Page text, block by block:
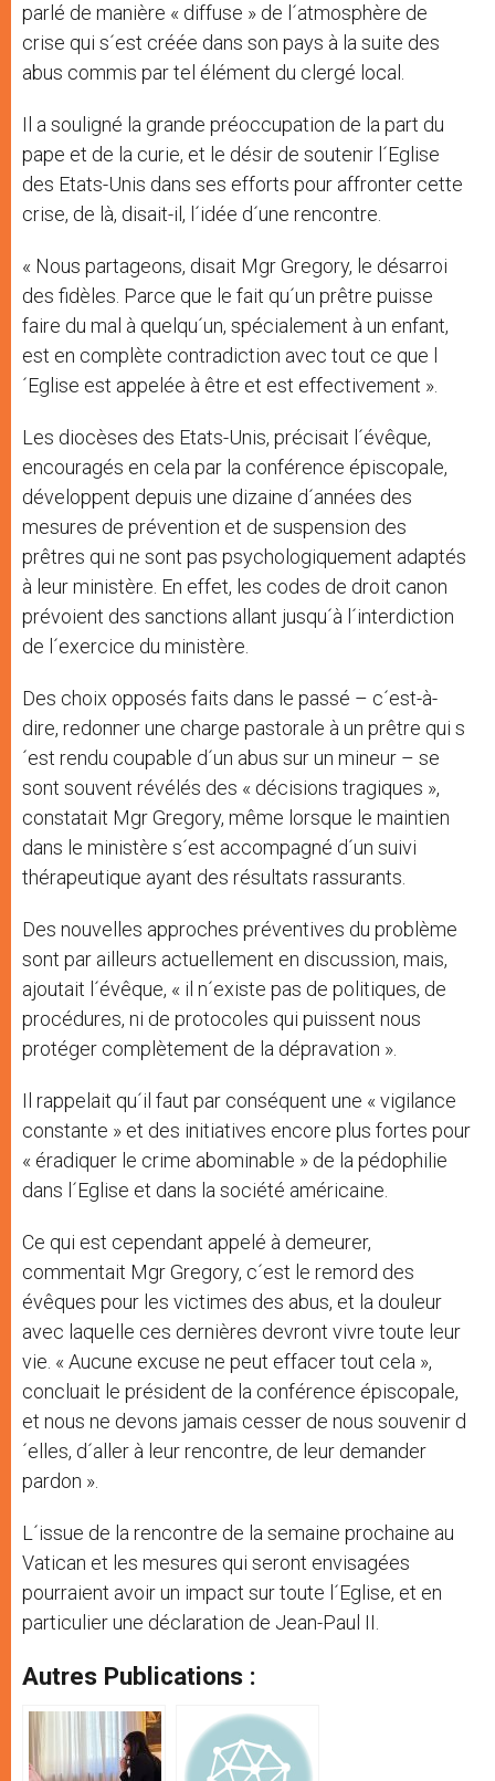
parlé de manière « diffuse » de l´atmosphère de
crise qui s´est créée dans son pays à la suite des
abus commis par tel élément du clergé local.
Il a souligné la grande préoccupation de la part du
pape et de la curie, et le désir de soutenir l´Eglise
des Etats-Unis dans ses efforts pour affronter cette
crise, de là, disait-il, l´idée d´une rencontre.
« Nous partageons, disait Mgr Gregory, le désarroi
des fidèles. Parce que le fait qu´un prêtre puisse
faire du mal à quelqu´un, spécialement à un enfant,
est en complète contradiction avec tout ce que l
´Eglise est appelée à être et est effectivement ».
Les diocèses des Etats-Unis, précisait l´évêque,
encouragés en cela par la conférence épiscopale,
développent depuis une dizaine d´années des
mesures de prévention et de suspension des
prêtres qui ne sont pas psychologiquement adaptés
à leur ministère. En effet, les codes de droit canon
prévoient des sanctions allant jusqu´à l´interdiction
de l´exercice du ministère.
Des choix opposés faits dans le passé – c´est-à-
dire, redonner une charge pastorale à un prêtre qui s
´est rendu coupable d´un abus sur un mineur – se
sont souvent révélés des « décisions tragiques »,
constatait Mgr Gregory, même lorsque le maintien
dans le ministère s´est accompagné d´un suivi
thérapeutique ayant des résultats rassurants.
Des nouvelles approches préventives du problème
sont par ailleurs actuellement en discussion, mais,
ajoutait l´évêque, « il n´existe pas de politiques, de
procédures, ni de protocoles qui puissent nous
protéger complètement de la dépravation ».
Il rappelait qu´il faut par conséquent une « vigilance
constante » et des initiatives encore plus fortes pour
« éradiquer le crime abominable » de la pédophilie
dans l´Eglise et dans la société américaine.
Ce qui est cependant appelé à demeurer,
commentait Mgr Gregory, c´est le remord des
évêques pour les victimes des abus, et la douleur
avec laquelle ces dernières devront vivre toute leur
vie. « Aucune excuse ne peut effacer tout cela »,
concluait le président de la conférence épiscopale,
et nous ne devons jamais cesser de nous souvenir d
´elles, d´aller à leur rencontre, de leur demander
pardon ».
L´issue de la rencontre de la semaine prochaine au
Vatican et les mesures qui seront envisagées
pourraient avoir un impact sur toute l´Eglise, et en
particulier une déclaration de Jean-Paul II.
Autres Publications :